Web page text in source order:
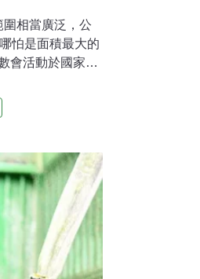
相當廣泛，公
怕是面積最大的
會活動於國家公
外，保護區系
保護區以外地
」建置計畫的
里的保護區、面
移動廣泛的動物
的黑熊族群，
近親交配和遺